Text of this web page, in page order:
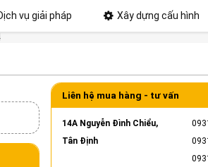
vụ giải pháp Xây dựng cấu hình
Liên hệ mua hàng - tư vấn
14A Nguyễn Đình Chiểu,
Tân Định